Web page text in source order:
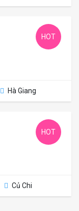
HOT
Hà Giang
HOT
Củ Chi